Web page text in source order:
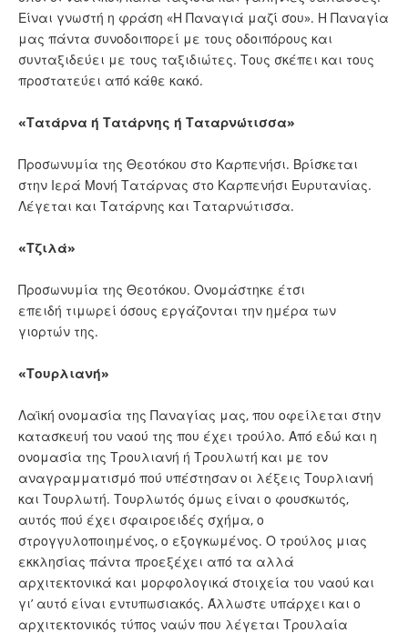
Είναι γνωστή η φράση «Η Παναγιά μαζί σου». Η Παναγία
μας πάντα συνοδοιπορεί με τους οδοιπόρους και
συνταξιδεύει με τους ταξιδιώτες. Τους σκέπει και τους
προστατεύει από κάθε κακό.
«Τατάρνα ή Τατάρνης ή Ταταρνώτισσα»
Προσωνυμία της Θεοτόκου στο Καρπενήσι. Βρίσκεται
στην Ιερά Μονή Τατάρνας στο Καρπενήσι Ευρυτανίας.
Λέγεται και Τατάρνης και Ταταρνώτισσα.
«Τζιλά»
Προσωνυμία της Θεοτόκου. Ονομάστηκε έτσι
επειδή τιμωρεί όσους εργάζονται την ημέρα των
γιορτών της.
«Τουρλιανή»
Λαϊκή ονομασία της Παναγίας μας, που οφείλεται στην
κατασκευή του ναού της που έχει τρούλο. Από εδώ και η
ονομασία της Τρουλιανή ή Τρουλωτή και με τον
αναγραμματισμό πού υπέστησαν οι λέξεις Τουρλιανή
και Τουρλωτή. Τουρλωτός όμως είναι ο φουσκωτός,
αυτός πού έχει σφαιροειδές σχήμα, ο
στρογγυλοποιημένος, ο εξογκωμένος. Ο τρούλος μιας
εκκλησίας πάντα προεξέχει από τα αλλά
αρχιτεκτονικά και μορφολογικά στοιχεία του ναού και
γι’ αυτό είναι εντυπωσιακός. Άλλωστε υπάρχει και ο
αρχιτεκτονικός τύπος ναών που λέγεται Τρουλαία